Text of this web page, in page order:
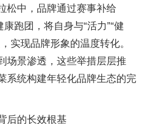
松中，品牌通过赛事补给
跑团，将自身与“活力”“健
实现品牌形象的温度转化。
场景渗透，这些举措层层推
系统构建年轻化品牌生态的完
后的长效根基